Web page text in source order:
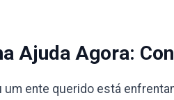
Ajuda Agora:
um ente querido está